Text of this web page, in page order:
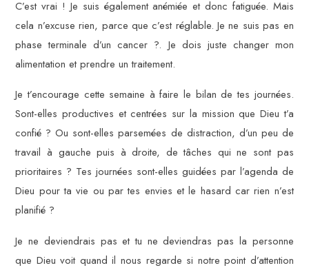
C’est vrai ! Je suis également anémiée et donc fatiguée. Mais
cela n’excuse rien, parce que c’est réglable. Je ne suis pas en
phase terminale d’un cancer ?. Je dois juste changer mon
alimentation et prendre un traitement.
Je t’encourage cette semaine à faire le bilan de tes journées.
Sont-elles productives et centrées sur la mission que Dieu t’a
confié ? Ou sont-elles parsemées de distraction, d’un peu de
travail à gauche puis à droite, de tâches qui ne sont pas
prioritaires ? Tes journées sont-elles guidées par l’agenda de
Dieu pour ta vie ou par tes envies et le hasard car rien n’est
planifié ?
Je ne deviendrais pas et tu ne deviendras pas la personne
que Dieu voit quand il nous regarde si notre point d’attention